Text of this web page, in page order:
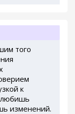
того
к
любишь
изменений.